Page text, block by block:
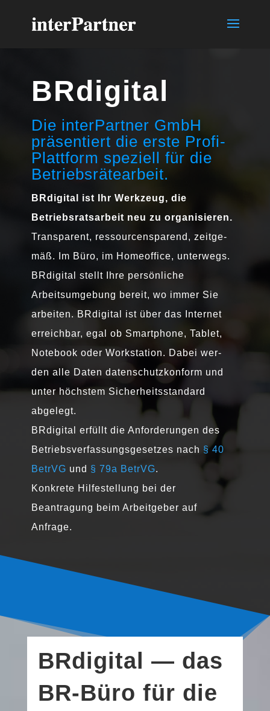
BRdigital
Die interPartner GmbH
präsentiert die erste Profi-
Plattform speziell für die
Betriebsrätearbeit.
BRdigital ist Ihr Werkzeug, die
Betriebsratsarbeit neu zu organisieren.
Transparent, res­sour­cen­spa­rend, zeit­ge­
mäß. Im Büro, im Homeoffice, unterwegs.
BRdigital stellt Ihre per­sön­li­che
Arbeitsumgebung bereit, wo immer Sie
arbei­ten. BRdigital ist über das Internet
erreich­bar, egal ob Smartphone, Tablet,
Notebook oder Workstation. Dabei wer­
den alle Daten daten­schutz­kon­form und
unter höchs­tem Sicherheitsstandard
abgelegt.
BRdigital erfüllt die Anforderungen des
Betriebsverfassungsgesetzes nach § 40
BetrVG und § 79a BetrVG.
Konkrete Hilfestellung bei der
Beantragung beim Arbeitgeber auf
Anfrage.
BRdigital — das
BR-Büro für die